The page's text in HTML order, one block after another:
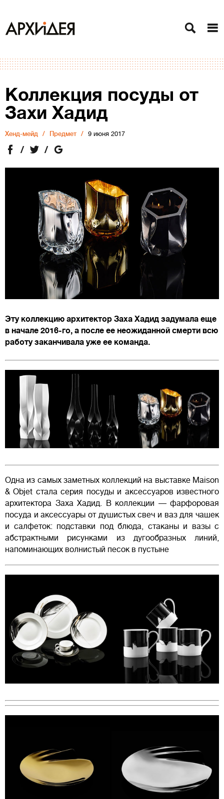
Коллекция посуды от
Захи Хадид
Хенд-мейд Предмет 9 июня 2017
Эту коллекцию архитектор Заха Хадид задумала еще
в начале 2016-го, а после ее неожиданной смерти всю
работу заканчивала уже ее команда.
Одна из самых заметных коллекций на выставке Maison
& Objet стала серия посуды и аксессуаров известного
архитектора Заха Хадид. В коллекции — фарфоровая
посуда и аксессуары от душистых свеч и ваз для чашек
и салфеток: подставки под блюда, стаканы и вазы с
абстрактными рисунками из дугообразных линий,
напоминающих волнистый песок в пустыне